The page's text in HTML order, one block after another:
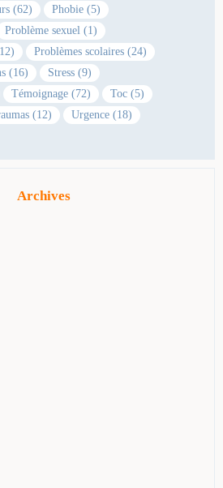
(62)
Phobie (5)
Problème sexuel (1)
Problèmes scolaires (24)
(16)
Stress (9)
Témoignage (72)
Toc (5)
(12)
Urgence (18)
Archives